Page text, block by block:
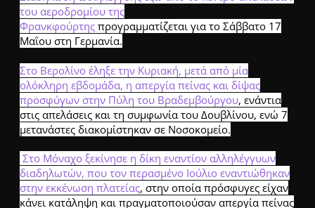
του αεροδρομίου της
Φρανκφούρτης προγραμματίζεται για το Σάββατο 17
Μαΐου στη Γερμανία.
Στο Βερολίνο έληξε την Κυριακή, μετά από μία
ολόκληρη εβδομάδα, η απεργία πείνας και δίψας
προσφύγων στην Πύλη του Βραδεμβούργου, ενάντια
στις απελάσεις και τη συμφωνία του Δουβλίνου, ενώ 7
μετανάστες διακομίστηκαν σε Νοσοκομείο.
Στο Μόναχο ξεκίνησε η δίκη εναντίον αλληλέγγυων
διαδηλωτών, που τον περασμένο Ιούλιο εναντιώθηκαν
στην εκκένωση πλατείας, στην οποία πρόσφυγες είχαν
κάνει κατάληψη και πραγματοποιούσαν απεργία πείνας